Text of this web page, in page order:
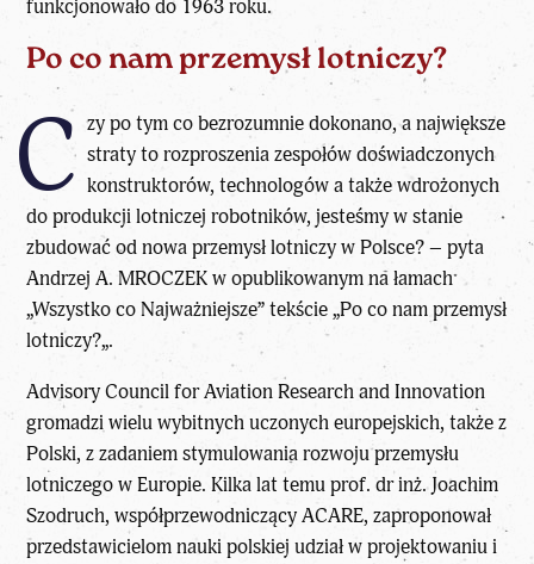
funkcjonowało do 1963 roku.
Po co nam przemysł lotniczy?
C zy po tym co bezrozumnie dokonano, a największe
straty to rozproszenia zespołów doświadczonych
konstruktorów, technologów a także wdrożonych
do produkcji lotniczej robotników, jesteśmy w stanie
zbudować od nowa przemysł lotniczy w Polsce? – pyta
Andrzej A. MROCZEKw opublikowanym na łamach
„Wszystko co Najważniejsze” tekście „Po co nam przemysł
lotniczy?„.
Advisory Council for Aviation Research and Innovation
gromadzi wielu wybitnych uczonych europejskich, także z
Polski, z zadaniem stymulowania rozwoju przemysłu
lotniczego w Europie. Kilka lat temu prof. dr inż. Joachim
Szodruch, współprzewodniczący ACARE, zaproponował
przedstawicielom nauki polskiej udział w projektowaniu i